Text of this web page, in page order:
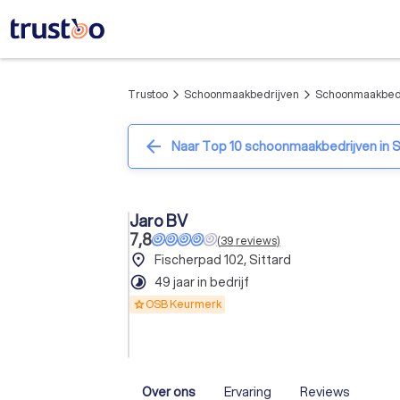
Trustoo arrow_forward_ios Schoonmaakbedrijven arrow_forward_ios
arrow_back Naar Top 10 schoonmaakbedrijven in
Jaro BV
7,8
(39reviews)
place Fischerpad 102, Sittard
timelapse 49 jaar in bedrijf
OSB Keurmerk
Over ons Ervaring Reviews